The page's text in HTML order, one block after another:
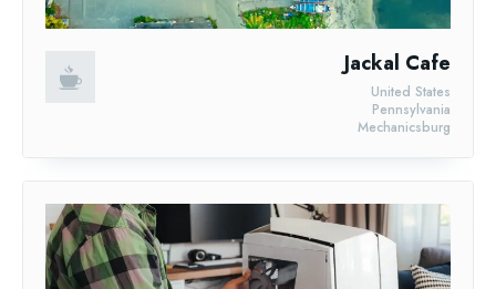
Jackal Cafe
Mechanicsburg
Pennsylvania
United States